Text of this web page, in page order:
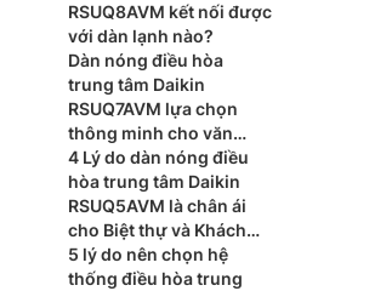
RSUQ8AVM kết nối được
với dàn lạnh nào?
Dàn nóng điều hòa
trung tâm Daikin
RSUQ7AVM lựa chọn
thông minh cho văn
phòng vừa và nhỏ
4 Lý do dàn nóng điều
hòa trung tâm Daikin
RSUQ5AVM là chân ái
cho Biệt thự và Khách
sạn
5 lý do nên chọn hệ
thống điều hòa trung